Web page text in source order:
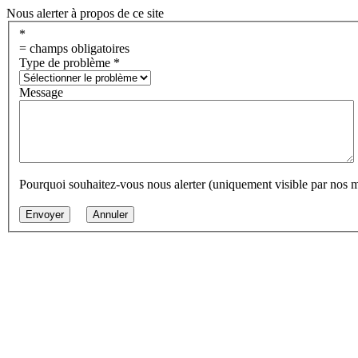
Nous alerter à propos de ce site
*
= champs obligatoires
Type de problème *
Message
Pourquoi souhaitez-vous nous alerter (uniquement visible par nos